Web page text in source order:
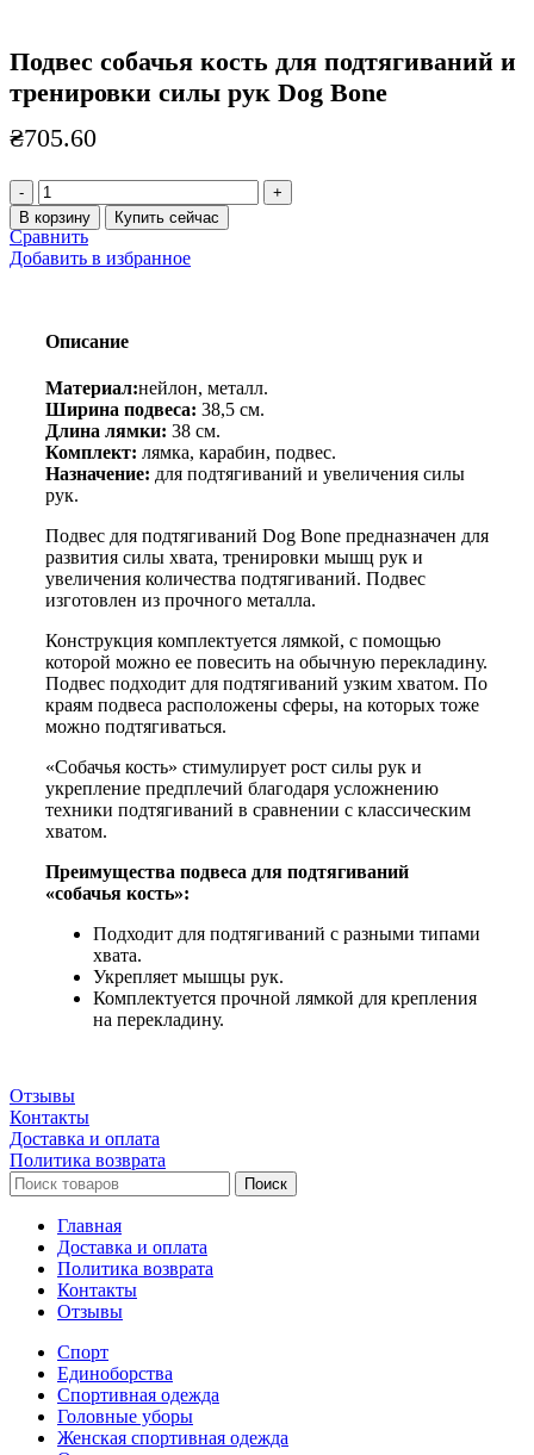
Подвес собачья кость для подтягиваний и
тренировки силы рук Dog Bone
₴705.60
Количество
товара
Подвес
собачья
и
силы
рук
Dog
Bone
В корзину Купить сейчас
Сравнить
Добавить в избранное
Описание
Материал:нейлон, металл.
Ширина подвеса: 38,5 см.
Длина лямки: 38 см.
Комплект: лямка, карабин, подвес.
Назначение: для подтягиваний и увеличения силы
рук.
Подвес для подтягиваний Dog Bone предназначен для
развития силы хвата, тренировки мышц рук и
увеличения количества подтягиваний. Подвес
изготовлен из прочного металла.
Конструкция комплектуется лямкой, с помощью
которой можно ее повесить на обычную перекладину.
Подвес подходит для подтягиваний узким хватом. По
краям подвеса расположены сферы, на которых тоже
можно подтягиваться.
«Собачья кость» стимулирует рост силы рук и
укрепление предплечий благодаря усложнению
техники подтягиваний в сравнении с классическим
хватом.
Преимущества подвеса для подтягиваний
«собачья кость»:
Подходит для подтягиваний с разными типами
хвата.
Укрепляет мышцы рук.
Комплектуется прочной лямкой для крепления
на перекладину.
Отзывы
Контакты
Доставка и оплата
Политика возврата
Поиск
Главная
Доставка и оплата
Политика возврата
Контакты
Отзывы
Спорт
Единоборства
Cпортивная одежда
Головные уборы
Женская спортивная одежда